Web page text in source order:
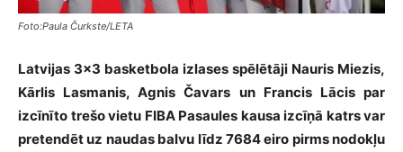
Foto:Paula Čurkste/LETA
Latvijas 3×3 basketbola izlases spēlētāji Nauris Miezis,
Kārlis Lasmanis, Agnis Čavars un Francis Lācis par
izcīnīto trešo vietu FIBA Pasaules kausa izcīņā katrs var
pretendēt uz naudas balvu līdz 7684 eiro pirms nodokļu